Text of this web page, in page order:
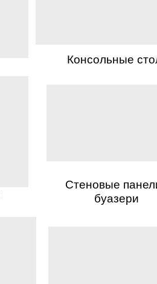
Консольные
Стеновые
буазери